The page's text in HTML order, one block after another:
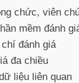
chức, viên
mềm đánh
đánh giá
đa chiều
liệu liên quan